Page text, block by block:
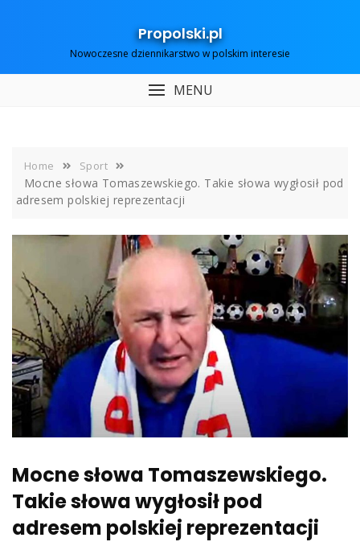
Propolski.pl
Nowoczesne dziennikarstwo w polskim interesie
MENU
Home Sport
Mocne słowa Tomaszewskiego. Takie słowa wygłosił pod
adresem polskiej reprezentacji
Mocne słowa Tomaszewskiego.
Takie słowa wygłosił pod
adresem polskiej reprezentacji